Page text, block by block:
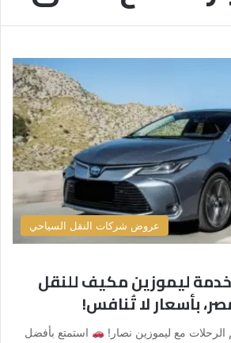
عروض شركات النقل السياحي
ليموزين مكيف للنقل
بأسعار لا تُنافس!
الرحلات مع ليموزين نصار!
استمتع بأفضل